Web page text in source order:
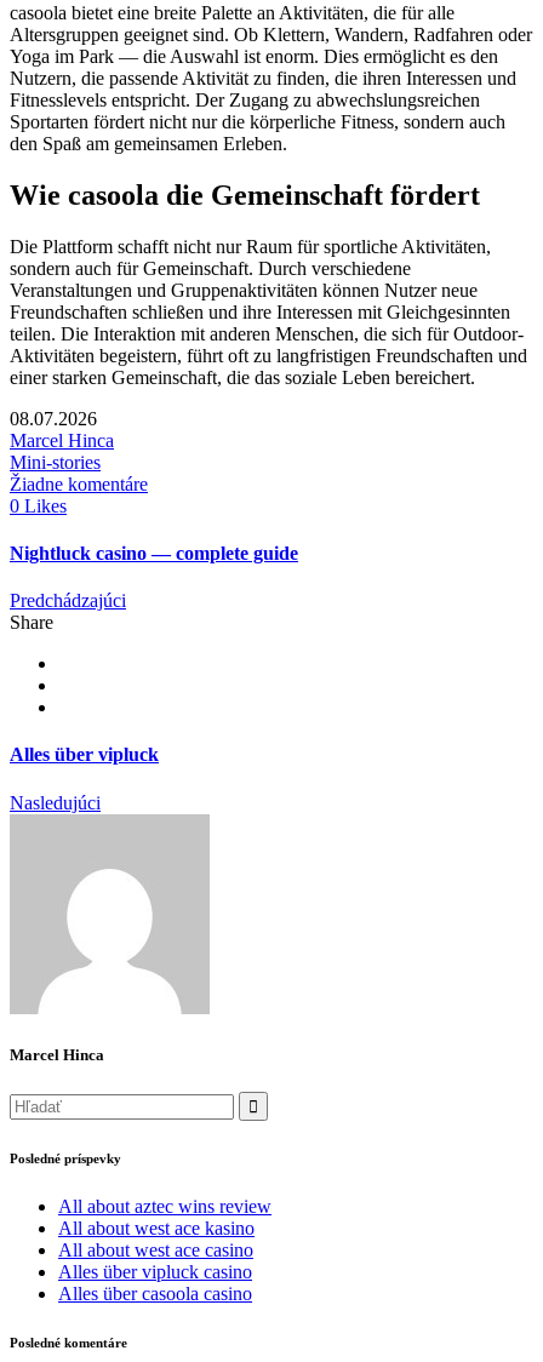
casoola bietet eine breite Palette an Aktivitäten, die für alle
Altersgruppen geeignet sind. Ob Klettern, Wandern, Radfahren oder
Yoga im Park — die Auswahl ist enorm. Dies ermöglicht es den
Nutzern, die passende Aktivität zu finden, die ihren Interessen und
Fitnesslevels entspricht. Der Zugang zu abwechslungsreichen
Sportarten fördert nicht nur die körperliche Fitness, sondern auch
den Spaß am gemeinsamen Erleben.
Wie casoola die Gemeinschaft fördert
Die Plattform schafft nicht nur Raum für sportliche Aktivitäten,
sondern auch für Gemeinschaft. Durch verschiedene
Veranstaltungen und Gruppenaktivitäten können Nutzer neue
Freundschaften schließen und ihre Interessen mit Gleichgesinnten
teilen. Die Interaktion mit anderen Menschen, die sich für Outdoor-
Aktivitäten begeistern, führt oft zu langfristigen Freundschaften und
einer starken Gemeinschaft, die das soziale Leben bereichert.
08.07.2026
Marcel Hinca
Mini-stories
Žiadne komentáre
0 Likes
Nightluck casino — complete guide
Predchádzajúci
Share
Alles über vipluck
Nasledujúci
Marcel Hinca
Posledné príspevky
All about aztec wins review
All about west ace kasino
All about west ace casino
Alles über vipluck casino
Alles über casoola casino
Posledné komentáre